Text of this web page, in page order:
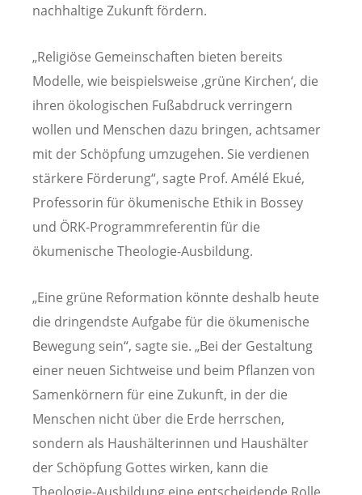
nachhaltige Zukunft fördern.
„Religiöse Gemeinschaften bieten bereits
Modelle, wie beispielsweise ,grüne Kirchen‘, die
ihren ökologischen Fußabdruck verringern
wollen und Menschen dazu bringen, achtsamer
mit der Schöpfung umzugehen. Sie verdienen
stärkere Förderung“, sagte Prof. Amélé Ekué,
Professorin für ökumenische Ethik in Bossey
und ÖRK-Programmreferentin für die
ökumenische Theologie-Ausbildung.
„Eine grüne Reformation könnte deshalb heute
die dringendste Aufgabe für die ökumenische
Bewegung sein“, sagte sie. „Bei der Gestaltung
einer neuen Sichtweise und beim Pflanzen von
Samenkörnern für eine Zukunft, in der die
Menschen nicht über die Erde herrschen,
sondern als Haushälterinnen und Haushälter
der Schöpfung Gottes wirken, kann die